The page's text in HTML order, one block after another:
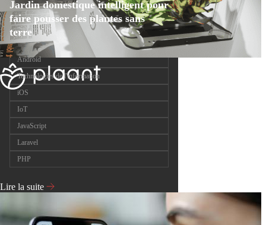
Jardin domestique intelligent pour
faire pousser des plantes sans
terre
Android
Technologies de l'information
iOS
IoT
JavaScript
Laravel
PHP
Lire la suite